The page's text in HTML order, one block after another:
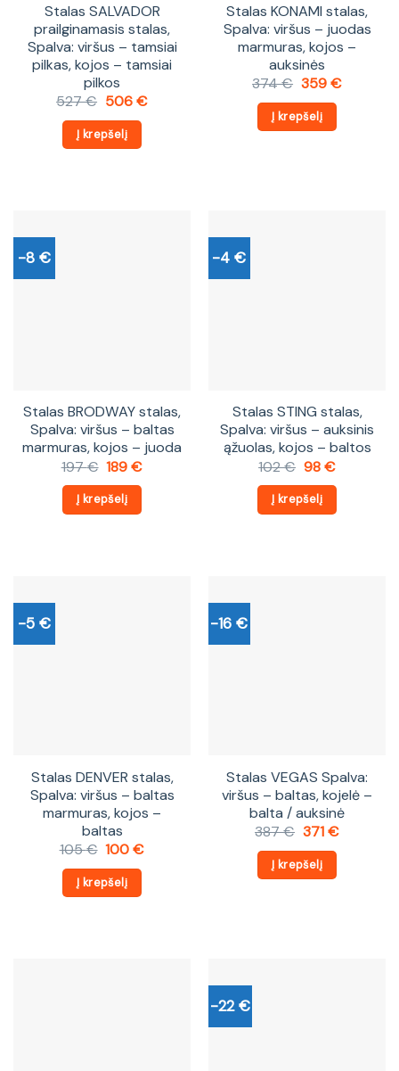
Stalas SALVADOR
prailginamasis stalas,
Spalva: viršus – tamsiai
pilkas, kojos – tamsiai
pilkos
527€ Original
was:
527 €.
506€Current
Į krepšelį
Stalas KONAMI stalas,
Spalva: viršus – juodas
marmuras, kojos –
auksinės
374€ Original
was:
374 €.
359€Current
Į krepšelį
-8 €
Stalas BRODWAY stalas,
Spalva: viršus – baltas
marmuras, kojos – juoda
197€ Original
was:
197 €.
189€Current
Į krepšelį
-4 €
Stalas STING stalas,
Spalva: viršus – auksinis
ąžuolas, kojos – baltos
102€ Original
was:
102 €.
98€Current
is:
98 €.
Į krepšelį
-5 €
Stalas DENVER stalas,
Spalva: viršus – baltas
marmuras, kojos –
baltas
105€ Original
was:
105 €.
100€Current
Į krepšelį
-16 €
Stalas VEGAS Spalva:
viršus – baltas, kojelė –
balta / auksinė
387€ Original
was:
387 €.
371€Current
Į krepšelį
-22 €